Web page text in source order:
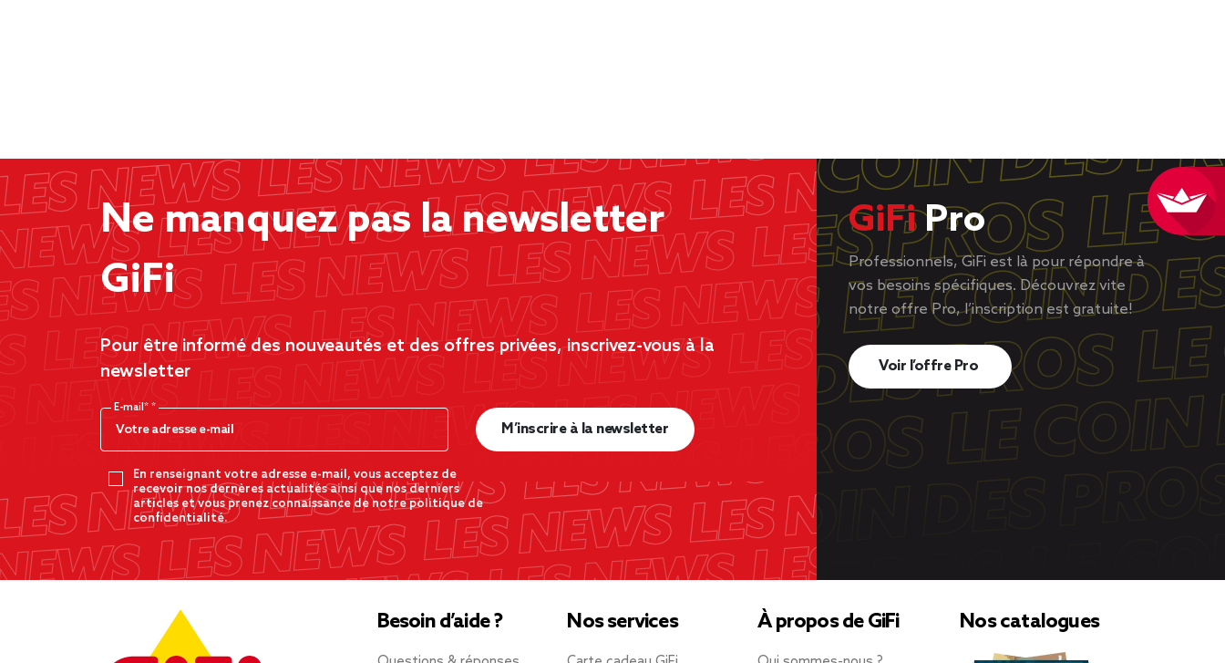
Ne manquez pas la newsletter
GiFi
Pour être informé des nouveautés et des offres privées, inscrivez-vous à la
newsletter
E-mail*
En renseignant votre adresse e-mail, vous acceptez de
recevoir nos dernères actualités ainsi que nos derniers
articles et vous prenez connaissance de notre politique de
confidentialité.
M’inscrire à la newsletter
GiFiPro
Professionnels, GiFi est là pour répondre à
vos besoins spécifiques. Découvrez vite
notre offre Pro, l’inscription est gratuite!
Voir l’offre Pro
Besoin d’aide ? Nos services À propos de GiFi Nos catalogues